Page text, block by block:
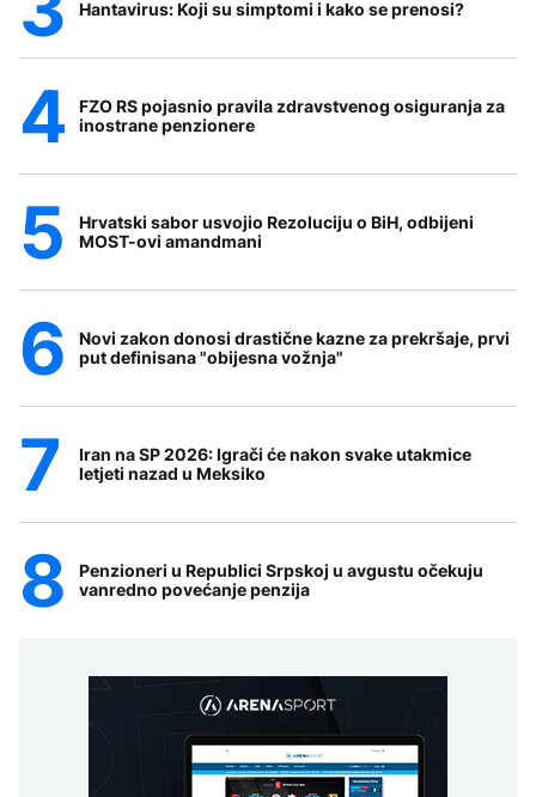
Hantavirus: Koji su simptomi i kako se prenosi?
FZO RS pojasnio pravila zdravstvenog osiguranja za
inostrane penzionere
Hrvatski sabor usvojio Rezoluciju o BiH, odbijeni
MOST-ovi amandmani
Novi zakon donosi drastične kazne za prekršaje, prvi
put definisana "obijesna vožnja"
Iran na SP 2026: Igrači će nakon svake utakmice
letjeti nazad u Meksiko
Penzioneri u Republici Srpskoj u avgustu očekuju
vanredno povećanje penzija